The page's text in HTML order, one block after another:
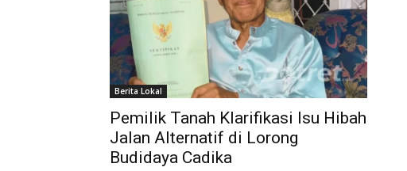
Berita Lokal
Pemilik Tanah Klarifikasi Isu Hibah
Jalan Alternatif di Lorong
Budidaya Cadika